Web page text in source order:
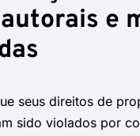
e
seus direitos de
sido violados por